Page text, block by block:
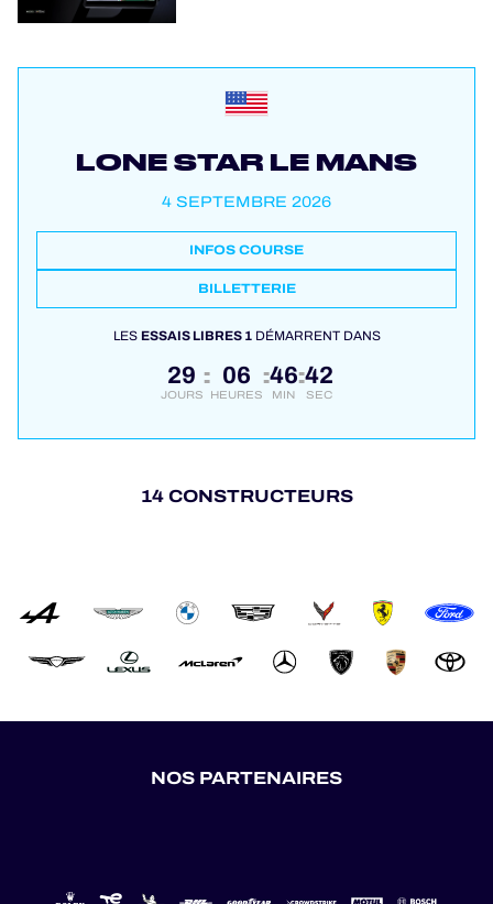
LONE STAR LE MANS
4 SEPTEMBRE 2026
INFOS COURSE
BILLETTERIE
LESESSAIS LIBRES 1DÉMARRENT DANS
29
JOURS
: 06
HEURES
:46
MIN
:42
SEC
14 CONSTRUCTEURS
NOS PARTENAIRES